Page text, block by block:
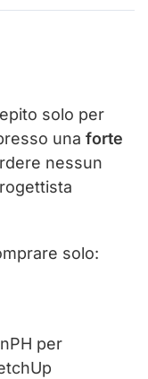
solo per
una forte
nessun
solo:
per